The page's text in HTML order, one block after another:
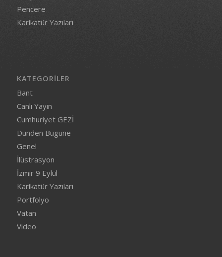
Pencere
Karikatür Yazıları
KATEGORILER
Bant
Canlı Yayın
Cumhuriyet GEZİ
Dünden Bugüne
Genel
İlüstrasyon
İzmir 9 Eylül
Karikatür Yazıları
Portfolyo
Vatan
Video